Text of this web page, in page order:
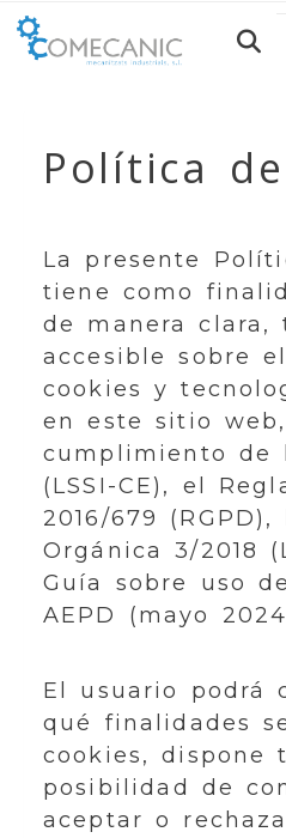
Política
La presente
tiene como
de manera clara,
accesible sobre
cookies y
en este sitio
cumplimiento de
(LSSI-CE), el
2016/679
Orgánica 3/2018
Guía sobre uso
AEPD (mayo
El usuario podrá
qué finalidades
cookies, dispone
posibilidad de
aceptar o